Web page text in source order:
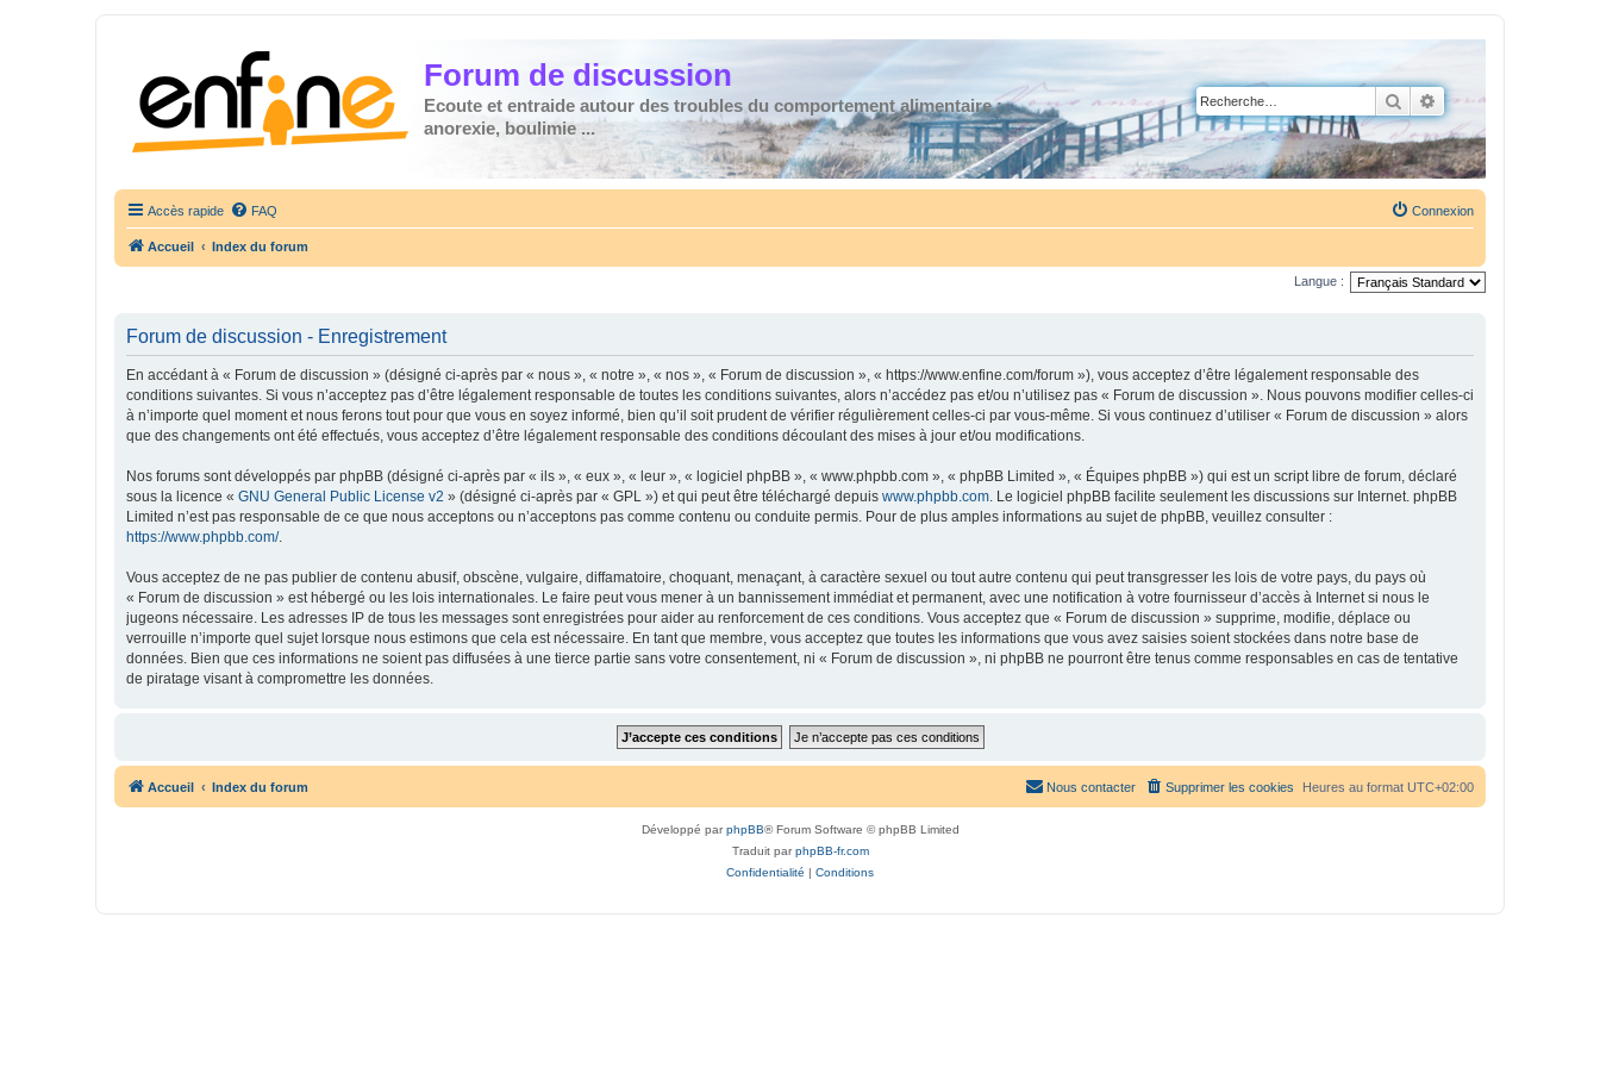
Forum de discussion
Ecoute et entraide autour des troubles du comportement alimentaire :
anorexie, boulimie ...
Rechercher
Recherche avancée
Accès rapide FAQ Connexion
Accueil Index du forum
Langue :
Forum de discussion - Enregistrement
En accédant à « Forum de discussion » (désigné ci-après par « nous », « notre », « nos », « Forum de discussion », « https://www.enfine.com/forum »), vous acceptez d’être légalement responsable des
conditions suivantes. Si vous n’acceptez pas d’être légalement responsable de toutes les conditions suivantes, alors n’accédez pas et/ou n’utilisez pas « Forum de discussion ». Nous pouvons modifier celles-ci
à n’importe quel moment et nous ferons tout pour que vous en soyez informé, bien qu’il soit prudent de vérifier régulièrement celles-ci par vous-même. Si vous continuez d’utiliser « Forum de discussion » alors
que des changements ont été effectués, vous acceptez d’être légalement responsable des conditions découlant des mises à jour et/ou modifications.
Nos forums sont développés par phpBB (désigné ci-après par « ils », « eux », « leur », « logiciel phpBB », « www.phpbb.com », « phpBB Limited », « Équipes phpBB ») qui est un script libre de forum, déclaré
sous la licence « GNU General Public License v2 » (désigné ci-après par « GPL ») et qui peut être téléchargé depuis www.phpbb.com . Le logiciel phpBB facilite seulement les discussions sur Internet. phpBB
Limited n’est pas responsable de ce que nous acceptons ou n’acceptons pas comme contenu ou conduite permis. Pour de plus amples informations au sujet de phpBB, veuillez consulter :
https://www.phpbb.com/.
Vous acceptez de ne pas publier de contenu abusif, obscène, vulgaire, diffamatoire, choquant, menaçant, à caractère sexuel ou tout autre contenu qui peut transgresser les lois de votre pays, du pays où
« Forum de discussion » est hébergé ou les lois internationales. Le faire peut vous mener à un bannissement immédiat et permanent, avec une notification à votre fournisseur d’accès à Internet si nous le
jugeons nécessaire. Les adresses IP de tous les messages sont enregistrées pour aider au renforcement de ces conditions. Vous acceptez que « Forum de discussion » supprime, modifie, déplace ou
verrouille n’importe quel sujet lorsque nous estimons que cela est nécessaire. En tant que membre, vous acceptez que toutes les informations que vous avez saisies soient stockées dans notre base de
données. Bien que ces informations ne soient pas diffusées à une tierce partie sans votre consentement, ni « Forum de discussion », ni phpBB ne pourront être tenus comme responsables en cas de tentative
de piratage visant à compromettre les données.
Accueil Index du forum Heures au format UTC+02:00
Supprimer les cookies
Nous contacter
Développé parphpBB® Forum Software © phpBB Limited
Traduit parphpBB-fr.com
Confidentialité | Conditions